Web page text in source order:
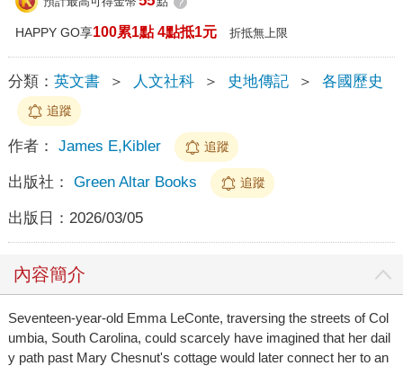
HAPPY GO享100累1點 4點抵1元 折抵無上限
分類： 英文書 ＞ 人文社科 ＞ 史地傳記 ＞ 各國歷史
追蹤
作者： James E,Kibler 追蹤
出版社： Green Altar Books 追蹤
出版日： 2026/03/05
內容簡介
Seventeen-year-old Emma LeConte, traversing the streets of Col
umbia, South Carolina, could scarcely have imagined that her dail
y path past Mary Chesnut's cottage would later connect her to an